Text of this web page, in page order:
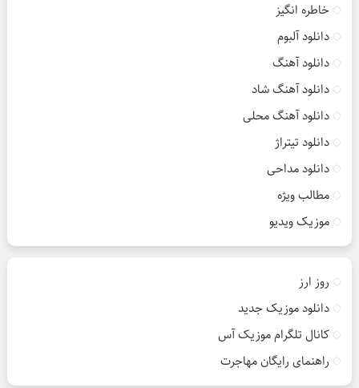
خاطره انگیز
دانلود آلبوم
دانلود آهنگ
دانلود آهنگ شاد
دانلود آهنگ محلی
دانلود تیتراژ
دانلود مداحی
مطالب ویژه
موزیک ویدیو
روز ارز
دانلود موزیک جدید
کانال تلگرام موزیک آس
راهنمای رایگان مهاجرت